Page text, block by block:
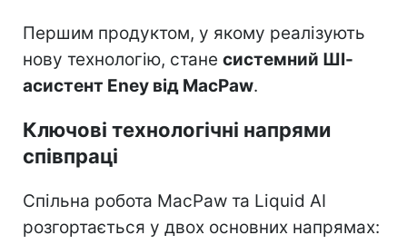
Першим продуктом, у якому реалізують
нову технологію, стане системний ШІ-
асистент Eney від MacPaw.
Ключові технологічні напрями
співпраці
Спільна робота MacPaw та Liquid AI
розгортається у двох основних напрямах: